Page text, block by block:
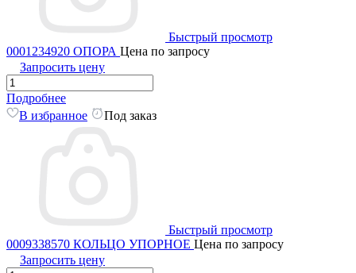
Быстрый просмотр
0001234920 ОПОРА Цена по запросу
Запросить цену
Подробнее
В избранное
Под заказ
Быстрый просмотр
0009338570 КОЛЬЦО УПОРНОЕ Цена по запросу
Запросить цену